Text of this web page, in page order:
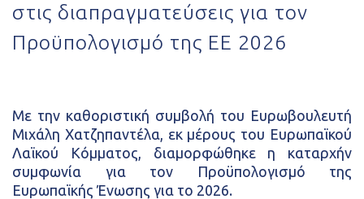
ΤΟ ΟΡΑΜΑ ΜΟΥ
Multimedia
Τύπος
Επικοινωνία
στις διαπραγματεύσεις για τον
Προϋπολογισμό της ΕΕ 2026
Με την καθοριστική συμβολή του Ευρωβουλευτή
Μιχάλη Χατζηπαντέλα, εκ μέρους του Ευρωπαϊκού
Λαϊκού Κόμματος, διαμορφώθηκε η καταρχήν
συμφωνία για τον Προϋπολογισμό της
Ευρωπαϊκής Ένωσης για το 2026.